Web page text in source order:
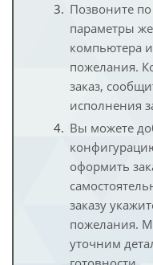
Позвоните
параметры
компьютера
пожелания.
заказ,
исполнения
Вы можете
оформить
заказу
пожелания.
уточним